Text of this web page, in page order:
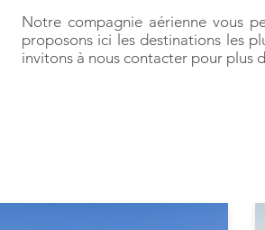
Notre compagnie aérienne vous
proposons ici les destinations les
invitons à nous contacter pour plus